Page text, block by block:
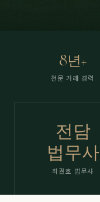
8년+
전문 거래 경력
전담
법무사
최권호 법무사